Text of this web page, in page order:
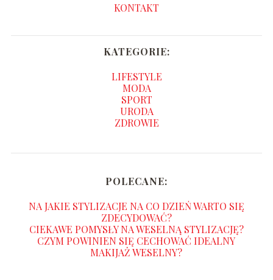
KONTAKT
KATEGORIE:
LIFESTYLE
MODA
SPORT
URODA
ZDROWIE
POLECANE:
NA JAKIE STYLIZACJE NA CO DZIEŃ WARTO SIĘ
ZDECYDOWAĆ?
CIEKAWE POMYSŁY NA WESELNĄ STYLIZACJĘ?
CZYM POWINIEN SIĘ CECHOWAĆ IDEALNY
MAKIJAŻ WESELNY?